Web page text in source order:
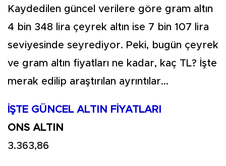
Kaydedilen güncel verilere göre gram altın
4 bin 348 lira çeyrek altın ise 7 bin 107 lira
seviyesinde seyrediyor. Peki, bugün çeyrek
ve gram altın fiyatları ne kadar, kaç TL? İşte
merak edilip araştırılan ayrıntılar...
İŞTE GÜNCEL ALTIN FİYATLARI
ONS ALTIN
3.363,86